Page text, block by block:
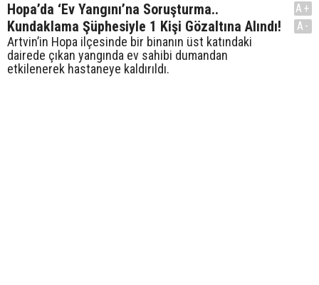
Hopa’da ‘Ev Yangını’na Soruşturma..
Kundaklama Şüphesiyle 1 Kişi Gözaltına Alındı!
Artvin’in Hopa ilçesinde bir binanın üst katındaki
dairede çıkan yangında ev sahibi dumandan
etkilenerek hastaneye kaldırıldı.
A+
A-